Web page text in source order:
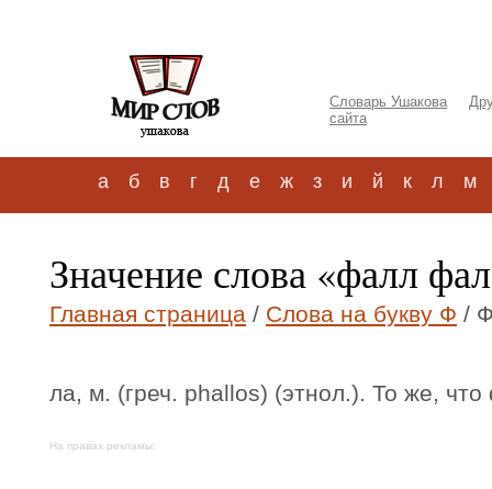
Словарь Ушакова
сайта
а б в г д е ж з и й к л м
Значение слова «фалл
Главная страница / Слова на букву Ф /
ла, м. (греч. phallos) (этнол.). То же,
На правах рекламы: